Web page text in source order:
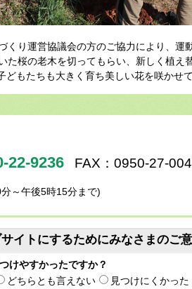
くり運営協議会の方のご協力により、運
た桜の老木を切ってもらい、新しく植え
どもたちも大きく育ち美しい花を咲かせ
22-9236 FAX：0950-27-
～午後5時15分まで)
イトにするためにみなさまのご
けやすかったですか？
どちらとも言えない
見つけにくかった